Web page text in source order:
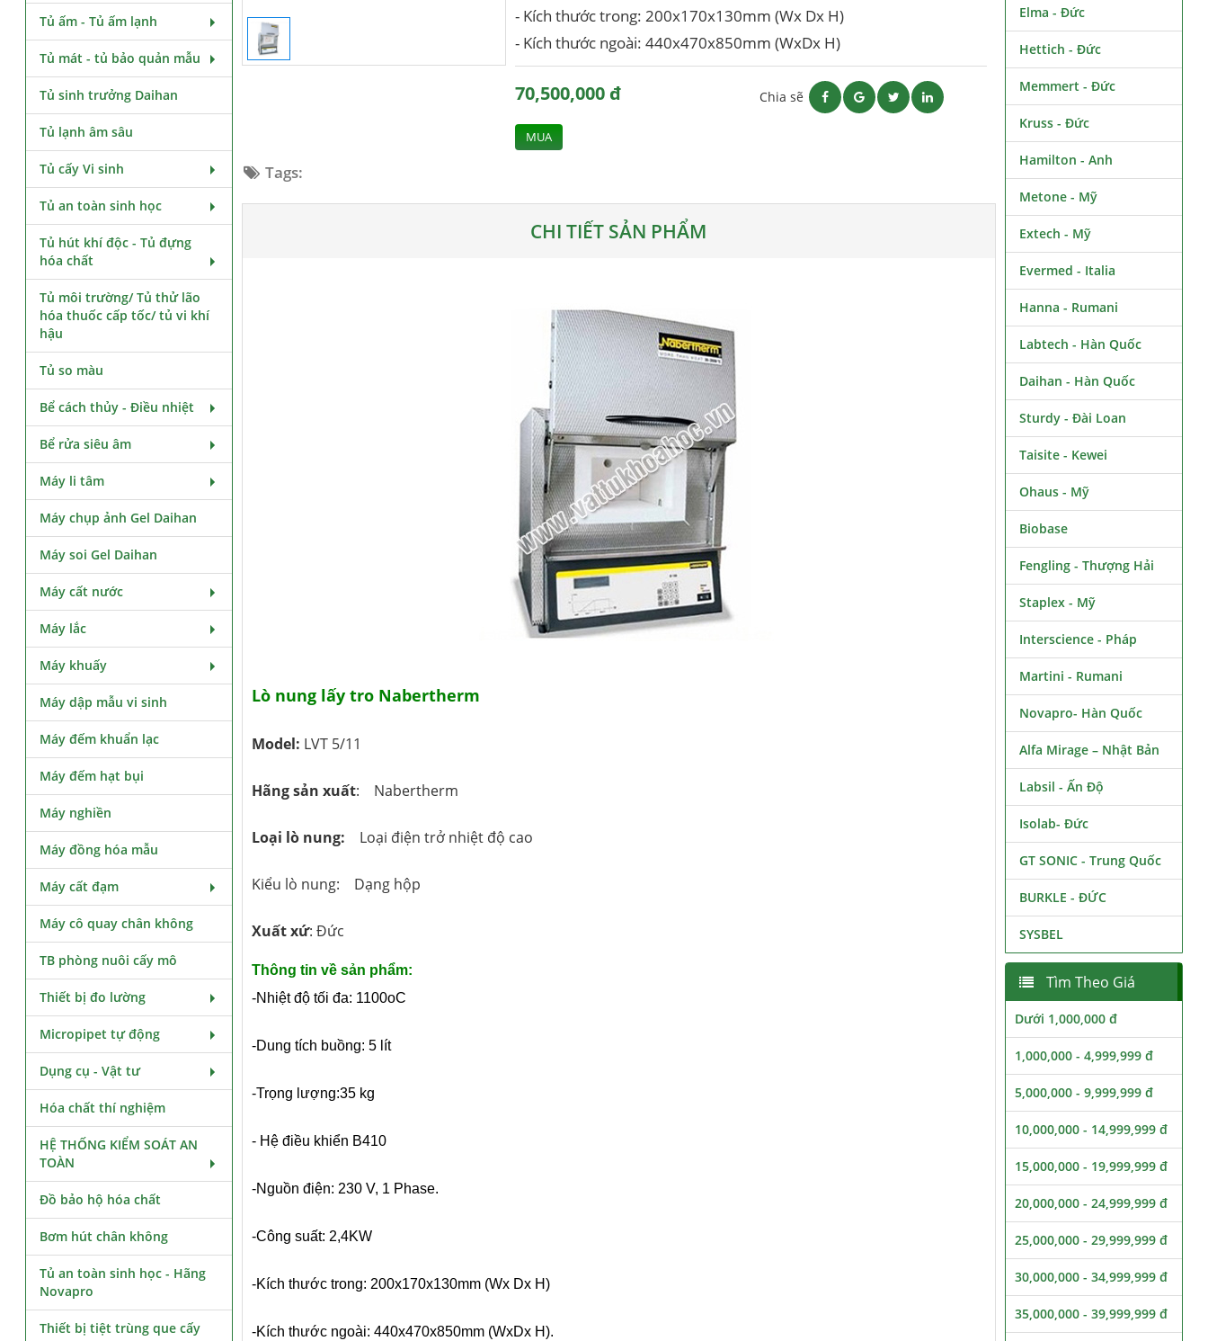
- Kích thước trong: 200x170x130mm (Wx Dx H)
- Kích thước ngoài: 440x470x850mm (WxDx H)
70,500,000 đ
MUA
Chia sẽ
Tags:
CHI TIẾT SẢN PHẨM
Lò nung lấy tro Nabertherm
Model: LVT 5/11
Hãng sản xuất: Nabertherm
Loại lò nung: Loại điện trở nhiệt độ cao
Kiểu lò nung: Dạng hộp
Xuất xứ: Đức
Thông tin về sản phẩm:
-Nhiệt độ tối đa: 1100oC
-Dung tích buồng: 5 lít
-Trọng lượng:35 kg
- Hệ điều khiển B410
-Nguồn điện: 230 V, 1 Phase.
-Công suất: 2,4KW
-Kích thước trong: 200x170x130mm (Wx Dx H)
-Kích thước ngoài: 440x470x850mm (WxDx H).
Tủ ấm - Tủ ấm lạnh
Tủ mát - tủ bảo quản mẫu
Tủ sinh trưởng Daihan
Tủ lạnh âm sâu
Tủ cấy Vi sinh
Tủ an toàn sinh học
Tủ hút khí độc - Tủ đựng
hóa chất
Tủ môi trường/ Tủ thử lão
hóa thuốc cấp tốc/ tủ vi khí
hậu
Tủ so màu
Bể cách thủy - Điều nhiệt
Bể rửa siêu âm
Máy li tâm
Máy chụp ảnh Gel Daihan
Máy soi Gel Daihan
Máy cất nước
Máy lắc
Máy khuấy
Máy dập mẫu vi sinh
Máy đếm khuẩn lạc
Máy đếm hạt bụi
Máy nghiền
Máy đồng hóa mẫu
Máy cất đạm
Máy cô quay chân không
TB phòng nuôi cấy mô
Thiết bị đo lường
Micropipet tự động
Dụng cụ - Vật tư
Hóa chất thí nghiệm
HỆ THỐNG KIỂM SOÁT AN
TOÀN
Đồ bảo hộ hóa chất
Bơm hút chân không
Tủ an toàn sinh học - Hãng
Novapro
Thiết bị tiệt trùng que cấy
Elma - Đức
Hettich - Đức
Memmert - Đức
Kruss - Đức
Hamilton - Anh
Metone - Mỹ
Extech - Mỹ
Evermed - Italia
Hanna - Rumani
Labtech - Hàn Quốc
Daihan - Hàn Quốc
Sturdy - Đài Loan
Taisite - Kewei
Ohaus - Mỹ
Biobase
Fengling - Thượng Hải
Staplex - Mỹ
Interscience - Pháp
Martini - Rumani
Novapro- Hàn Quốc
Alfa Mirage – Nhật Bản
Labsil - Ấn Độ
Isolab- Đức
GT SONIC - Trung Quốc
BURKLE - ĐỨC
SYSBEL
Tìm Theo Giá
Dưới 1,000,000 đ
1,000,000 - 4,999,999 đ
5,000,000 - 9,999,999 đ
10,000,000 - 14,999,999 đ
15,000,000 - 19,999,999 đ
20,000,000 - 24,999,999 đ
25,000,000 - 29,999,999 đ
30,000,000 - 34,999,999 đ
35,000,000 - 39,999,999 đ